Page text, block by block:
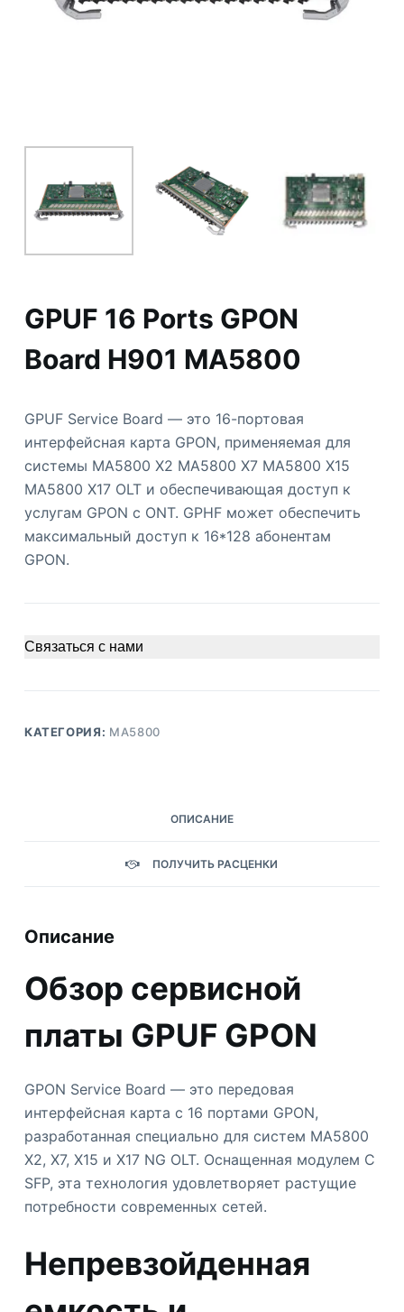
GPUF 16 Ports GPON
Board H901 MA5800
GPUF Service Board — это 16-портовая
интерфейсная карта GPON, применяемая для
системы MA5800 X2 MA5800 X7 MA5800 X15
MA5800 X17 OLT и обеспечивающая доступ к
услугам GPON с ONT. GPHF может обеспечить
максимальный доступ к 16*128 абонентам
GPON.
Связаться с нами
КАТЕГОРИЯ: MA5800
ОПИСАНИЕ
ПОЛУЧИТЬ РАСЦЕНКИ
Описание
Обзор сервисной
платы GPUF GPON
GPON Service Board — это передовая
интерфейсная карта с 16 портами GPON,
разработанная специально для систем MA5800
X2, X7, X15 и X17 NG OLT. Оснащенная модулем C
SFP, эта технология удовлетворяет растущие
потребности современных сетей.
Непревзойденная